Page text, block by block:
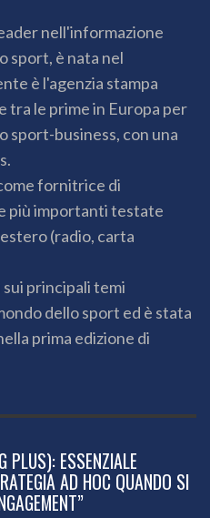
nell'informazione
sport, è nata nel
è l'agenzia stampa
tra le prime in Europa per
sport-business, con una
fornitrice di
più importanti testate
(radio, carta
principali temi
dello sport ed è stata
prima edizione di
PLUS): ESSENZIALE
AD HOC QUANDO SI